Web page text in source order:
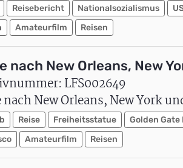
Reisebericht Nationalsozialismus
Amateurfilm Reisen
nach New Orleans, New
LFS002649
nach New Orleans, New York
Reise Freiheitsstatue Golden
Amateurfilm Reisen